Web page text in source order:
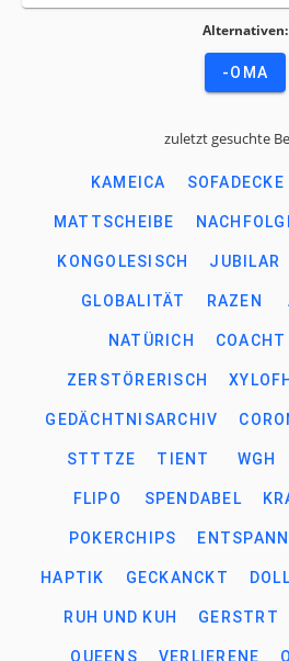
Alternativen:
-OMA
zuletzt gesuchte
KAMEICA SOFADECKE
MATTSCHEIBE
KONGOLESISCH JUBILAR
GLOBALITÄT RAZEN
NATÜRICH COACHT
ZERSTÖRERISCH
GEDÄCHTNISARCHIV
STTTZE TIENT WGH
FLIPO SPENDABEL
POKERCHIPS
HAPTIK GECKANCKT
RUH UND KUH GERSTRT
QUEENS VERLIERENE